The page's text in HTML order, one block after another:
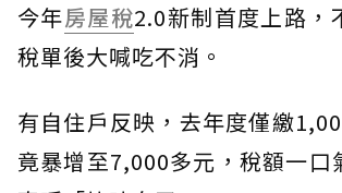
今年房屋稅2.0新制首度上路，
稅單後大喊吃不消。
有自住戶反映，去年度僅繳
竟暴增至7,000多元，稅額一口